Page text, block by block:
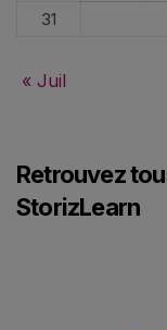
31
« Juil
Retrouvez
StorizLearn